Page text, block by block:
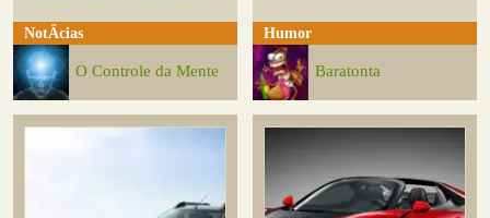
NotÃ­cias
O Controle da Mente
Humor
Baratonta